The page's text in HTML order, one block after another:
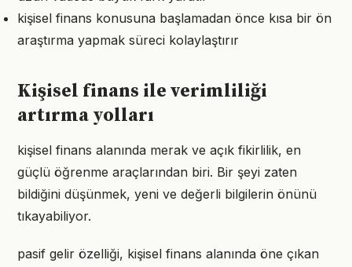
kişisel finans konusuna başlamadan önce kısa bir ön
araştırma yapmak süreci kolaylaştırır
Kişisel finans ile verimliliği
artırma yolları
kişisel finans alanında merak ve açık fikirlilik, en
güçlü öğrenme araçlarından biri. Bir şeyi zaten
bildiğini düşünmek, yeni ve değerli bilgilerin önünü
tıkayabiliyor.
pasif gelir özelliği, kişisel finans alanında öne çıkan